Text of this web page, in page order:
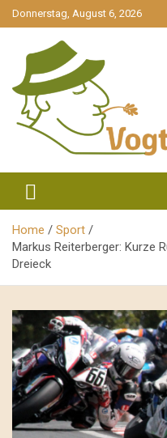
gehe
zum
Donnerstag, August 6, 2026
Home
Sport
Markus Reiterberger: Kurze
Dreieck